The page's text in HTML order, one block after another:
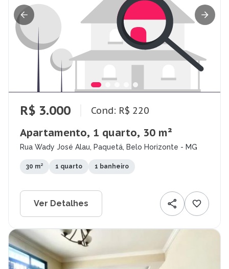
R$ 3.000 Cond: R$ 220
Apartamento, 1 quarto, 30 m²
Rua Wady José Alau, Paquetá, Belo Horizonte - MG
30 m² 1 quarto 1 banheiro
Ver Detalhes